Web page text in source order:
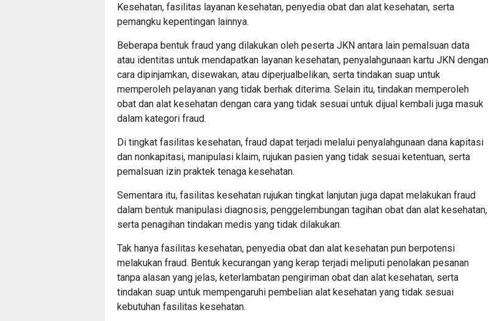
Kesehatan, fasilitas layanan kesehatan, penyedia obat dan alat kesehatan, serta
pemangku kepentingan lainnya.
Beberapa bentuk fraud yang dilakukan oleh peserta JKN antara lain pemalsuan data
atau identitas untuk mendapatkan layanan kesehatan, penyalahgunaan kartu JKN dengan
cara dipinjamkan, disewakan, atau diperjualbelikan, serta tindakan suap untuk
memperoleh pelayanan yang tidak berhak diterima. Selain itu, tindakan memperoleh
obat dan alat kesehatan dengan cara yang tidak sesuai untuk dijual kembali juga masuk
dalam kategori fraud.
Di tingkat fasilitas kesehatan, fraud dapat terjadi melalui penyalahgunaan dana kapitasi
dan nonkapitasi, manipulasi klaim, rujukan pasien yang tidak sesuai ketentuan, serta
pemalsuan izin praktek tenaga kesehatan.
Sementara itu, fasilitas kesehatan rujukan tingkat lanjutan juga dapat melakukan fraud
dalam bentuk manipulasi diagnosis, penggelembungan tagihan obat dan alat kesehatan,
serta penagihan tindakan medis yang tidak dilakukan.
Tak hanya fasilitas kesehatan, penyedia obat dan alat kesehatan pun berpotensi
melakukan fraud. Bentuk kecurangan yang kerap terjadi meliputi penolakan pesanan
tanpa alasan yang jelas, keterlambatan pengiriman obat dan alat kesehatan, serta
tindakan suap untuk mempengaruhi pembelian alat kesehatan yang tidak sesuai
kebutuhan fasilitas kesehatan.